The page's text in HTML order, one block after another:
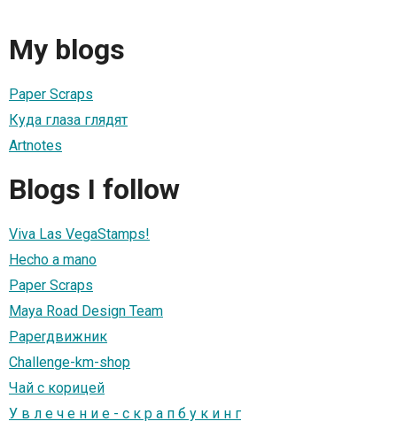
My blogs
Paper Scraps
Куда глаза глядят
Artnotes
Blogs I follow
Viva Las VegaStamps!
Hecho a mano
Paper Scraps
Maya Road Design Team
Paperдвижник
Challenge-km-shop
Чай с корицей
У в л е ч е н и е - с к р а п б у к и н г